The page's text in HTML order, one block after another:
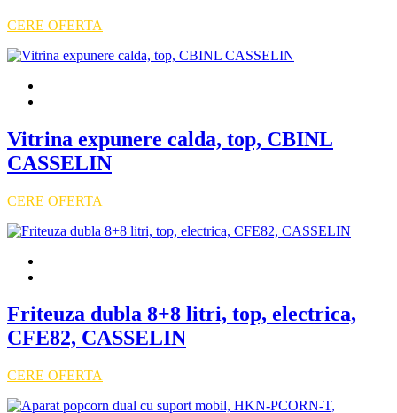
CERE OFERTA
Vitrina expunere calda, top, CBINL
CASSELIN
CERE OFERTA
Friteuza dubla 8+8 litri, top, electrica,
CFE82, CASSELIN
CERE OFERTA